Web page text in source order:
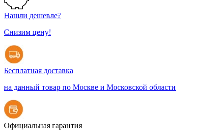
Нашли дешевле?
Снизим цену!
Бесплатная доставка
на данный товар по Москве и Московской области
Официальная гарантия